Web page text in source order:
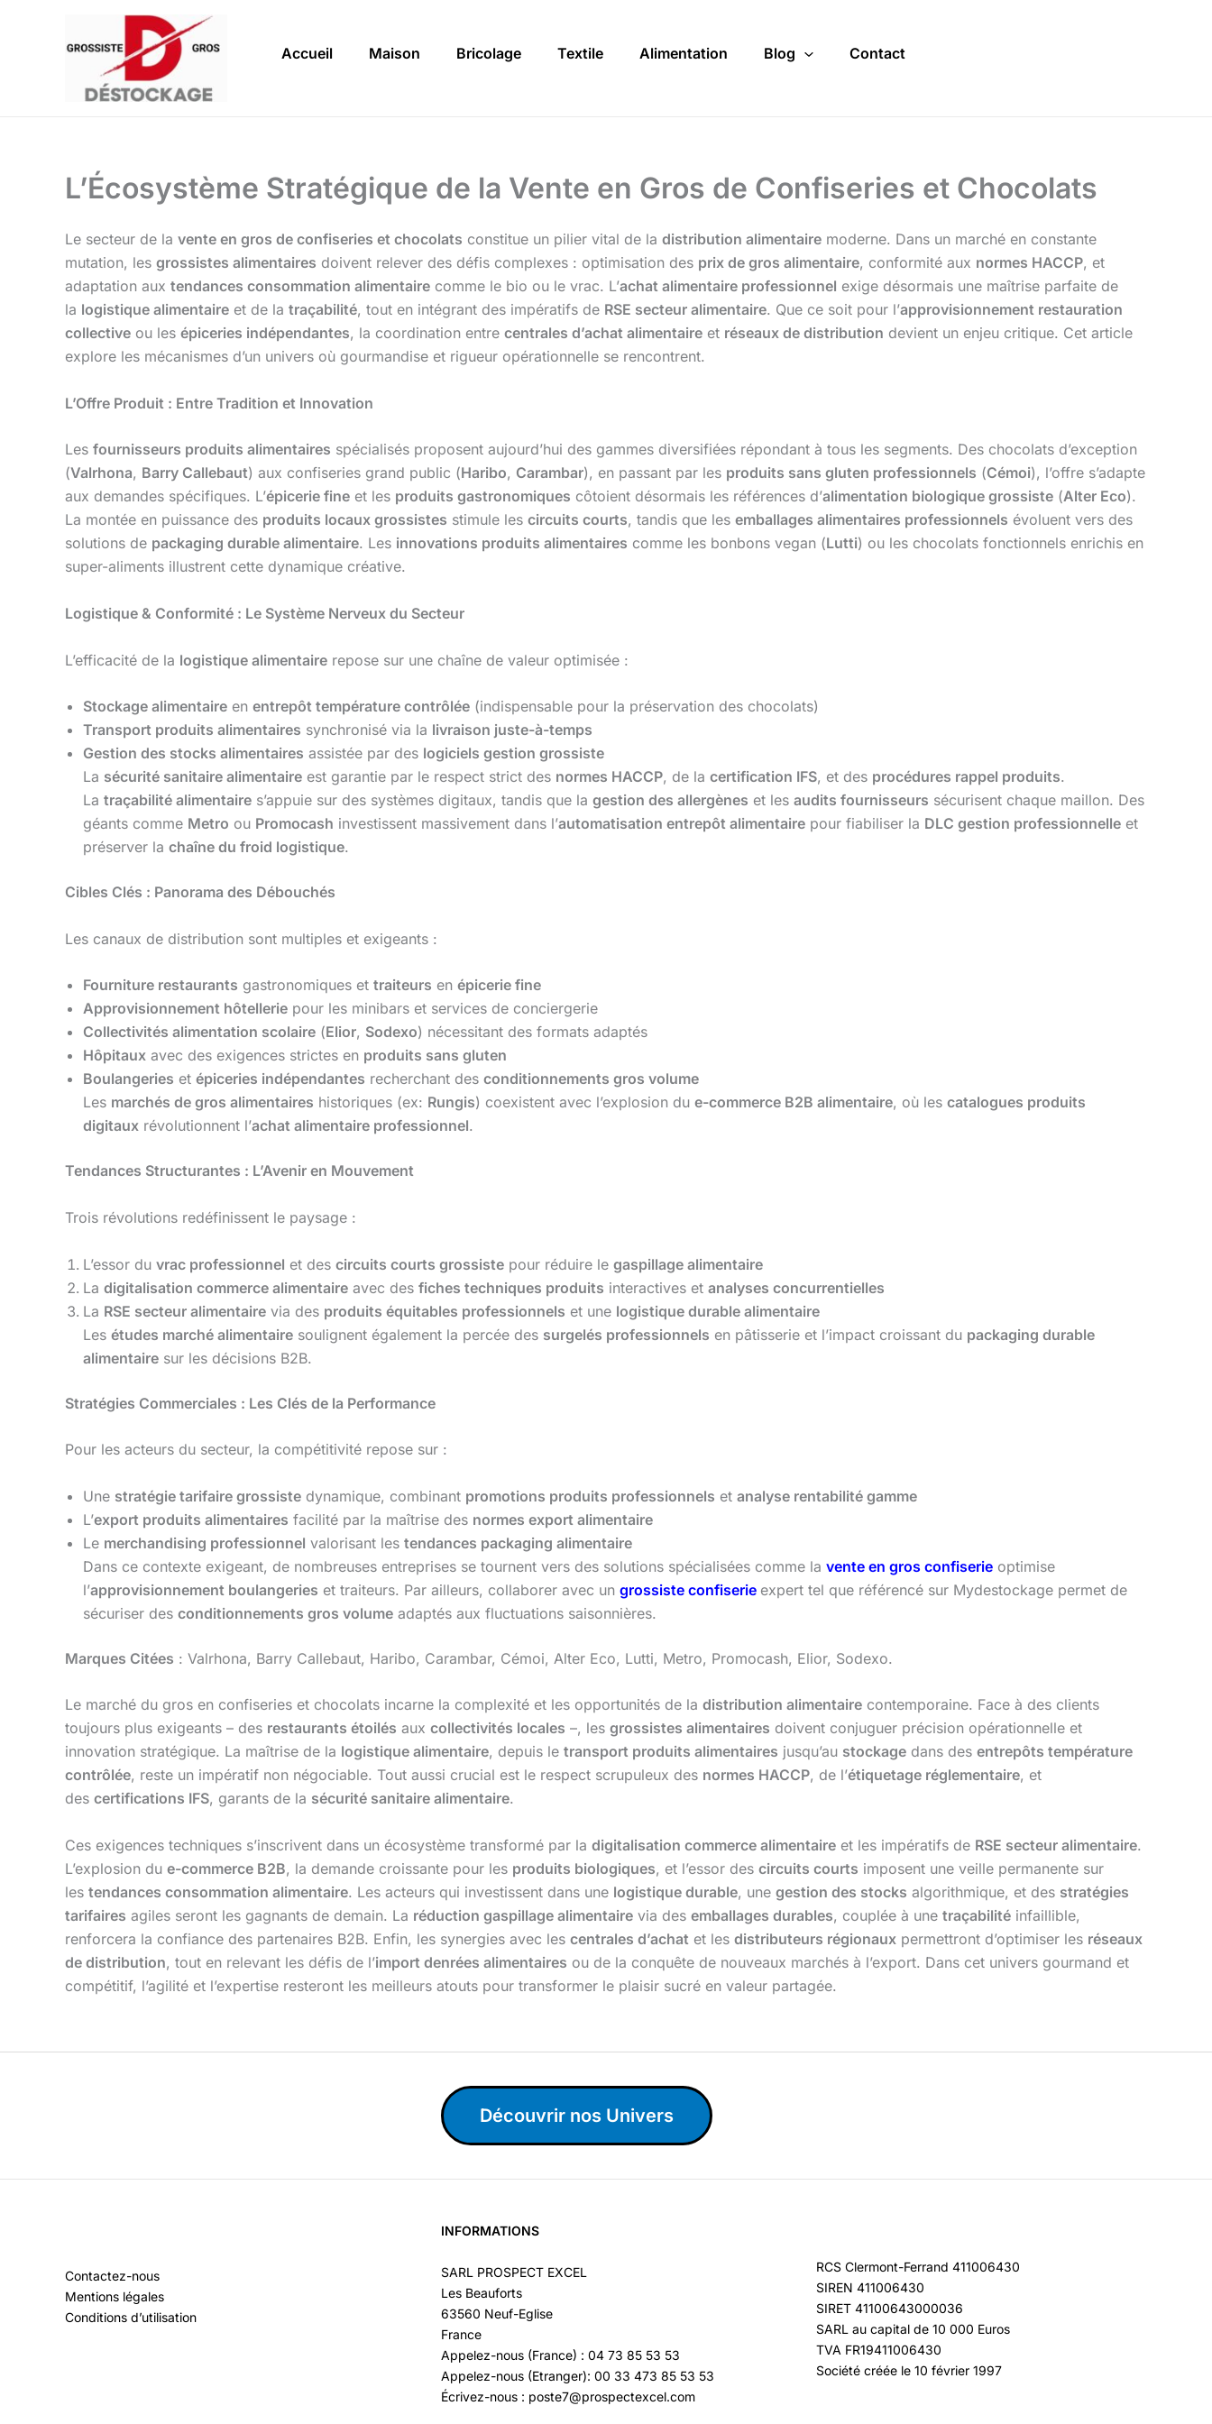
Accueil Maison Bricolage Textile Alimentation Blog Contact
L’Écosystème Stratégique de la Vente en Gros de Confiseries et Chocolats
Le secteur de la vente en gros de confiseries et chocolats constitue un pilier vital de la distribution alimentaire moderne. Dans un marché en constante
mutation, les grossistes alimentaires doivent relever des défis complexes : optimisation des prix de gros alimentaire, conformité aux normes HACCP, et
adaptation aux tendances consommation alimentaire comme le bio ou le vrac. L’achat alimentaire professionnel exige désormais une maîtrise parfaite de
la logistique alimentaire et de la traçabilité, tout en intégrant des impératifs de RSE secteur alimentaire. Que ce soit pour l’approvisionnement restauration
collective ou les épiceries indépendantes, la coordination entre centrales d’achat alimentaire et réseaux de distribution devient un enjeu critique. Cet article
explore les mécanismes d’un univers où gourmandise et rigueur opérationnelle se rencontrent.
L’Offre Produit : Entre Tradition et Innovation
Les fournisseurs produits alimentaires spécialisés proposent aujourd’hui des gammes diversifiées répondant à tous les segments. Des chocolats d’exception
(Valrhona, Barry Callebaut) aux confiseries grand public (Haribo, Carambar), en passant par les produits sans gluten professionnels (Cémoi), l’offre s’adapte
aux demandes spécifiques. L’épicerie fine et les produits gastronomiques côtoient désormais les références d’alimentation biologique grossiste (Alter Eco).
La montée en puissance des produits locaux grossistes stimule les circuits courts, tandis que les emballages alimentaires professionnels évoluent vers des
solutions de packaging durable alimentaire. Les innovations produits alimentaires comme les bonbons vegan (Lutti) ou les chocolats fonctionnels enrichis en
super-aliments illustrent cette dynamique créative.
Logistique & Conformité : Le Système Nerveux du Secteur
L’efficacité de la logistique alimentaire repose sur une chaîne de valeur optimisée :
Stockage alimentaire en entrepôt température contrôlée (indispensable pour la préservation des chocolats)
Transport produits alimentaires synchronisé via la livraison juste-à-temps
Gestion des stocks alimentaires assistée par des logiciels gestion grossiste
La sécurité sanitaire alimentaire est garantie par le respect strict des normes HACCP, de la certification IFS, et des procédures rappel produits.
La traçabilité alimentaire s’appuie sur des systèmes digitaux, tandis que la gestion des allergènes et les audits fournisseurs sécurisent chaque maillon. Des
géants comme Metro ou Promocash investissent massivement dans l’automatisation entrepôt alimentaire pour fiabiliser la DLC gestion professionnelle et
préserver la chaîne du froid logistique.
Cibles Clés : Panorama des Débouchés
Les canaux de distribution sont multiples et exigeants :
Fourniture restaurants gastronomiques et traiteurs en épicerie fine
Approvisionnement hôtellerie pour les minibars et services de conciergerie
Collectivités alimentation scolaire (Elior, Sodexo) nécessitant des formats adaptés
Hôpitaux avec des exigences strictes en produits sans gluten
Boulangeries et épiceries indépendantes recherchant des conditionnements gros volume
Les marchés de gros alimentaires historiques (ex: Rungis) coexistent avec l’explosion du e-commerce B2B alimentaire, où les catalogues produits
digitaux révolutionnent l’achat alimentaire professionnel.
Tendances Structurantes : L’Avenir en Mouvement
Trois révolutions redéfinissent le paysage :
L’essor du vrac professionnel et des circuits courts grossiste pour réduire le gaspillage alimentaire
La digitalisation commerce alimentaire avec des fiches techniques produits interactives et analyses concurrentielles
La RSE secteur alimentaire via des produits équitables professionnels et une logistique durable alimentaire
Les études marché alimentaire soulignent également la percée des surgelés professionnels en pâtisserie et l’impact croissant du packaging durable
alimentaire sur les décisions B2B.
Stratégies Commerciales : Les Clés de la Performance
Pour les acteurs du secteur, la compétitivité repose sur :
Une stratégie tarifaire grossiste dynamique, combinant promotions produits professionnels et analyse rentabilité gamme
L’export produits alimentaires facilité par la maîtrise des normes export alimentaire
Le merchandising professionnel valorisant les tendances packaging alimentaire
Dans ce contexte exigeant, de nombreuses entreprises se tournent vers des solutions spécialisées comme la vente en gros confiserie optimise
l’approvisionnement boulangeries et traiteurs. Par ailleurs, collaborer avec un grossiste confiserie expert tel que référencé sur Mydestockage permet de
sécuriser des conditionnements gros volume adaptés aux fluctuations saisonnières.
Marques Citées : Valrhona, Barry Callebaut, Haribo, Carambar, Cémoi, Alter Eco, Lutti, Metro, Promocash, Elior, Sodexo.
Le marché du gros en confiseries et chocolats incarne la complexité et les opportunités de la distribution alimentaire contemporaine. Face à des clients
toujours plus exigeants – des restaurants étoilés aux collectivités locales –, les grossistes alimentaires doivent conjuguer précision opérationnelle et
innovation stratégique. La maîtrise de la logistique alimentaire, depuis le transport produits alimentaires jusqu’au stockage dans des entrepôts température
contrôlée, reste un impératif non négociable. Tout aussi crucial est le respect scrupuleux des normes HACCP, de l’étiquetage réglementaire, et
des certifications IFS, garants de la sécurité sanitaire alimentaire.
Ces exigences techniques s’inscrivent dans un écosystème transformé par la digitalisation commerce alimentaire et les impératifs de RSE secteur alimentaire.
L’explosion du e-commerce B2B, la demande croissante pour les produits biologiques, et l’essor des circuits courts imposent une veille permanente sur
les tendances consommation alimentaire. Les acteurs qui investissent dans une logistique durable, une gestion des stocks algorithmique, et des stratégies
tarifaires agiles seront les gagnants de demain. La réduction gaspillage alimentaire via des emballages durables, couplée à une traçabilité infaillible,
renforcera la confiance des partenaires B2B. Enfin, les synergies avec les centrales d’achat et les distributeurs régionaux permettront d’optimiser les réseaux
de distribution, tout en relevant les défis de l’import denrées alimentaires ou de la conquête de nouveaux marchés à l’export. Dans cet univers gourmand et
compétitif, l’agilité et l’expertise resteront les meilleurs atouts pour transformer le plaisir sucré en valeur partagée.
Découvrir nos Univers
Contactez-nous
Mentions légales
Conditions d’utilisation
INFORMATIONS
SARL PROSPECT EXCEL
Les Beauforts
63560 Neuf-Eglise
France
Appelez-nous (France) : 04 73 85 53 53
Appelez-nous (Etranger): 00 33 473 85 53 53
Écrivez-nous : poste7@prospectexcel.com
RCS Clermont-Ferrand 411006430
SIREN 411006430
SIRET 41100643000036
SARL au capital de 10 000 Euros
TVA FR19411006430
Société créée le 10 février 1997